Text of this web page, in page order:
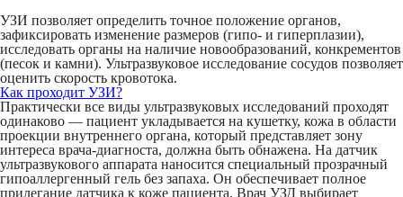
УЗИ позволяет определить точное положение органов,
зафиксировать изменение размеров (гипо- и гиперплазии),
исследовать органы на наличие новообразований, конкрементов
(песок и камни). Ультразвуковое исследование сосудов позволяет
оценить скорость кровотока.
Как проходит УЗИ?
Практически все виды ультразвуковых исследований проходят
одинаково — пациент укладывается на кушетку, кожа в области
проекции внутреннего органа, который представляет зону
интереса врача-диагноста, должна быть обнажена. На датчик
ультразвукового аппарата наносится специальный прозрачный
гипоаллергенный гель без запаха. Он обеспечивает полное
прилегание датчика к коже пациента. Врач УЗД выбирает